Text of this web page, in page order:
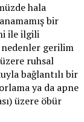
hala
bir
ile ilgili
gerilim
ruhsal
bağlantılı bir
ya da apne
üzere öbür